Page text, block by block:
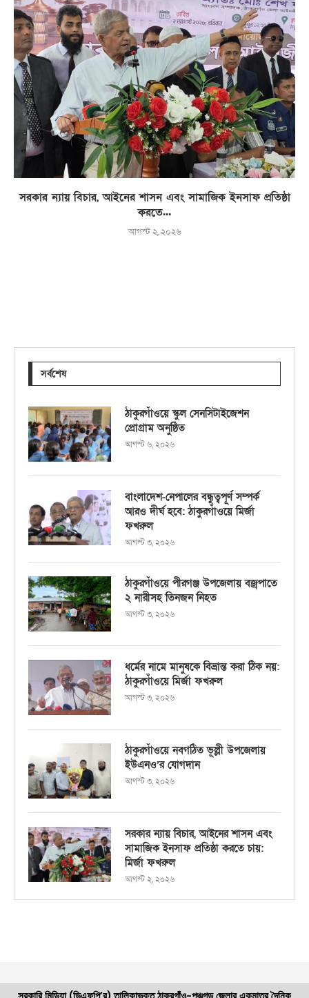
সরকার ন্যায় বিচার, আইনের শাসন এবং সামাজিক ইনসাফ প্রতিষ্ঠা
করতে...
আগস্ট ২, ২০২৬
সর্বশেষ
ঠাকুরগাঁওয়ে স্কুল সেনসিটাইজেশন
প্রোগ্রাম অনুষ্ঠিত
আগস্ট ৬, ২০২৬
বাংলাদেশ-নেপালের বন্ধুত্বপূর্ণ সম্পর্ক
আরও দীর্ঘ হবে: ঠাকুরগাঁওয়ে মির্জা
ফখরুল
আগস্ট ৩, ২০২৬
ঠাকুরগাঁওয়ে পীরগঞ্জ উপজেলায় বজ্রপাতে
২ নারীসহ তিনজন নিহত
আগস্ট ৩, ২০২৬
ধর্মের নামে মানুষকে বিভ্রান্ত করা ঠিক নয়:
ঠাকুরগাঁওয়ে মির্জা ফখরুল
আগস্ট ৩, ২০২৬
ঠাকুরগাঁওয়ে নবগঠিত ভূল্লী উপজেলায়
ইউএনও’র যোগদান
আগস্ট ৩, ২০২৬
সরকার ন্যায় বিচার, আইনের শাসন এবং
সামাজিক ইনসাফ প্রতিষ্ঠা করতে চায়:
মির্জা ফখরুল
আগস্ট ২, ২০২৬